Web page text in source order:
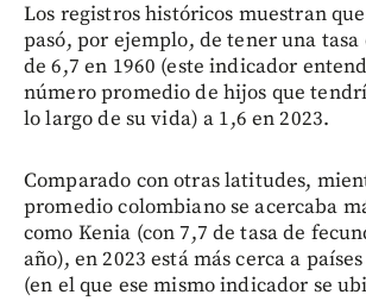
Los registros históricos muestran
pasó, por ejemplo, de tener una
de 6,7 en 1960 (este indicador
número promedio de hijos que
lo largo de su vida) a 1,6 en 2023.
Comparado con otras latitudes,
promedio colombiano se acercaba
como Kenia (con 7,7 de tasa de
año), en 2023 está más cerca a
(en el que ese mismo indicador se